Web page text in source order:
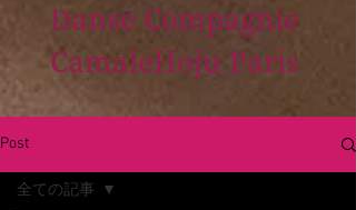
Danse Compagnie
CamaleHoju Paris
Post
全ての記事